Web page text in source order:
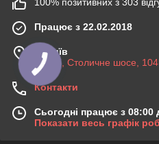
Працює з 22.02.2018
м. Київ
03045, Столичне шосе,
Контакти
Сьогодні працює з 08:00
Показати весь графік